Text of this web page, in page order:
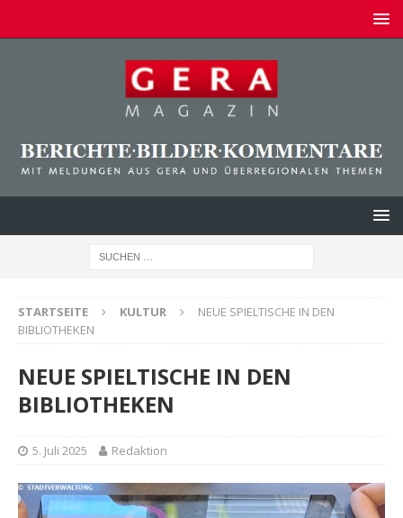
STARTSEITE KULTUR
NEUE SPIELTISCHE IN DEN
BIBLIOTHEKEN
NEUE SPIELTISCHE IN DEN
BIBLIOTHEKEN
5. Juli 2025 Redaktion